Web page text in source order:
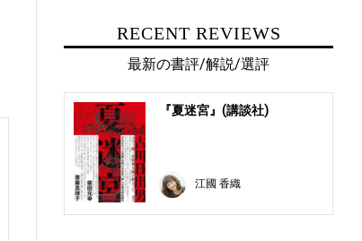
RECENT REVIEWS
最新の書評/解説/選評
『夏迷宮』(講談社)
江國 香織